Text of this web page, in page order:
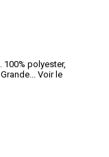
polyester,
Voir le